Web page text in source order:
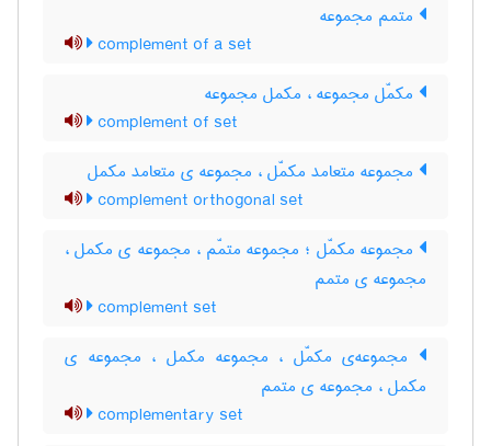
متمم مجموعه
complement of a set
مکمّل مجموعه ، مکمل مجموعه
complement of set
مجموعه متعامد مکمّل ، مجموعه ی متعامد مکمل
complement orthogonal set
مجموعه مکمّل ؛ مجموعه متمّم ، مجموعه ی مکمل ،
مجموعه ی متمم
complement set
مجموعه‌ی مکمّل ، مجموعه مکمل ، مجموعه ی
مکمل ، مجموعه ی متمم
complementary set